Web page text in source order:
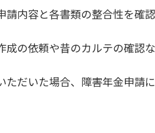
内容と各書類の整合性を確
成の依頼や昔のカルテの確認
ただいた場合、障害年金申請